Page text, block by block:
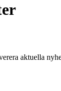
aktuella